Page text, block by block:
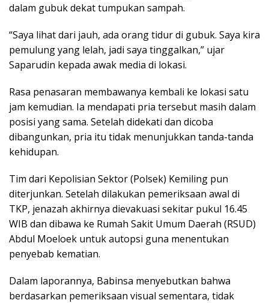
dalam gubuk dekat tumpukan sampah.
“Saya lihat dari jauh, ada orang tidur di gubuk. Saya kira
pemulung yang lelah, jadi saya tinggalkan,” ujar
Saparudin kepada awak media di lokasi.
Rasa penasaran membawanya kembali ke lokasi satu
jam kemudian. Ia mendapati pria tersebut masih dalam
posisi yang sama. Setelah didekati dan dicoba
dibangunkan, pria itu tidak menunjukkan tanda-tanda
kehidupan.
Tim dari Kepolisian Sektor (Polsek) Kemiling pun
diterjunkan. Setelah dilakukan pemeriksaan awal di
TKP, jenazah akhirnya dievakuasi sekitar pukul 16.45
WIB dan dibawa ke Rumah Sakit Umum Daerah (RSUD)
Abdul Moeloek untuk autopsi guna menentukan
penyebab kematian.
Dalam laporannya, Babinsa menyebutkan bahwa
berdasarkan pemeriksaan visual sementara, tidak